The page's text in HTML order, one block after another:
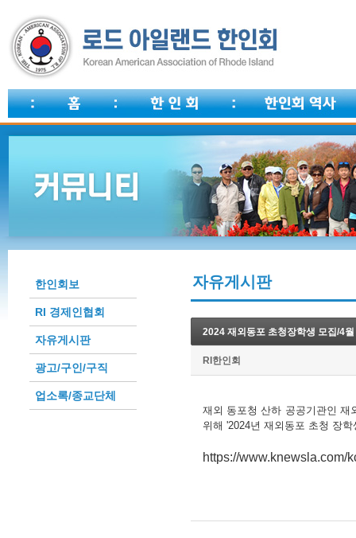
한인회보
RI 경제인협회
자유게시판
광고/구인/구직
업소록/종교단체
자유게시판
2024 재외동포 초청장학생 모집/4
RI한인회
재외 동포청 산하 공공기관인 재
위해 '2024년 재외동포 초청 장
https://www.knewsla.com/